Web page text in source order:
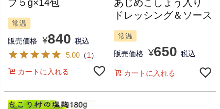
常温
販売価格 ¥840 税込
5.00 （1）
カートに入れる
ドレッシング＆ソース
常温
販売価格 ¥650 税込
カートに入れる